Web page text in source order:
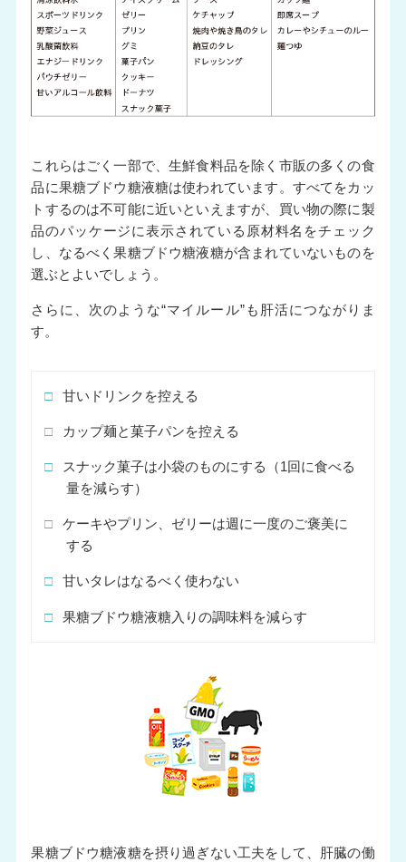
これらはごく一部で、生鮮食料品を除く市販の多くの食
品に果糖ブドウ糖液糖は使われています。すべてをカッ
トするのは不可能に近いといえますが、買い物の際に製
品のパッケージに表示されている原材料名をチェック
し、なるべく果糖ブドウ糖液糖が含まれていないものを
選ぶとよいでしょう。
さらに、次のような“マイルール”も肝活につながりま
す。
□ 甘いドリンクを控える
□ カップ麺と菓子パンを控える
□
スナック菓子は小袋のものにする（1回に食べる
量を減らす）
□
ケーキやプリン、ゼリーは週に一度のご褒美に
する
□ 甘いタレはなるべく使わない
□ 果糖ブドウ糖液糖入りの調味料を減らす
果糖ブドウ糖液糖を摂り過ぎない工夫をして、肝臓の働